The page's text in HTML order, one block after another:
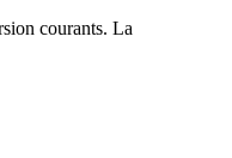
courants. La